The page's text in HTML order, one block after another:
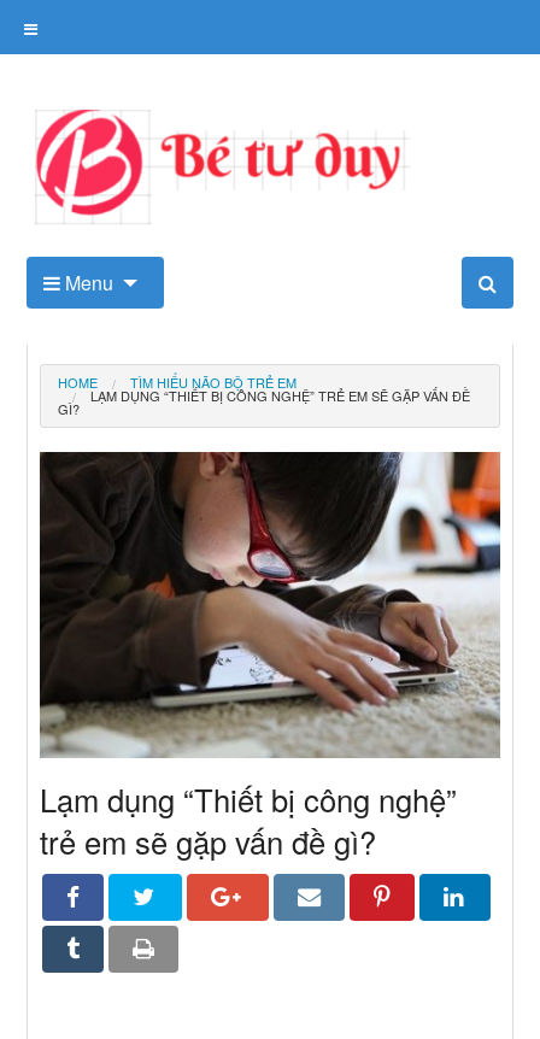
Kho tài liệu tư duy cho trẻ
Menu
HOME TÌM HIỂU NÃO BỘ TRẺ EM
LẠM DỤNG “THIẾT BỊ CÔNG NGHỆ” TRẺ EM SẼ GẶP VẤN ĐỀ
GÌ?
Lạm dụng “Thiết bị công nghệ”
trẻ em sẽ gặp vấn đề gì?